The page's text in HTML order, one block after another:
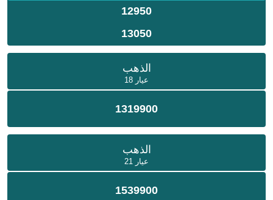
12950
13050
الذهب
عيار 18
1319900
الذهب
عيار 21
1539900